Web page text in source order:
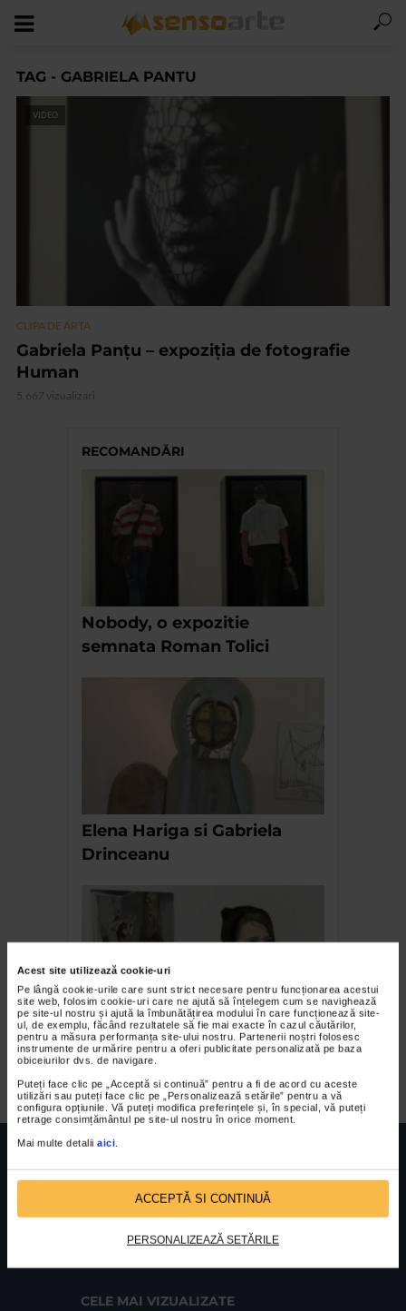
Acest site utilizează cookie-uri
Pe lângă cookie-urile care sunt strict necesare pentru funcționarea acestui
site web, folosim cookie-uri care ne ajută să înțelegem cum se navighează
pe site-ul nostru și ajută la îmbunătățirea modului în care funcționează site-
ul, de exemplu, făcând rezultatele să fie mai exacte în cazul căutărilor,
pentru a măsura performanța site-ului nostru. Partenerii noștri folosesc
instrumente de urmărire pentru a oferi publicitate personalizată pe baza
obiceiurilor dvs. de navigare.
Puteți face clic pe „Acceptă si continuă” pentru a fi de acord cu aceste
utilizări sau puteți face clic pe „Personalizează setările” pentru a vă
configura opțiunile. Vă puteți modifica preferințele și, în special, vă puteți
retrage consimțământul pe site-ul nostru în orice moment.
Mai multe detalii aici
ACCEPTĂ SI CONTINUĂ
PERSONALIZEAZĂ SETĂRILE
TAG - GABRIELA PANTU
VIDEO
CLIPA DE ARTA
Gabriela Panțu – expoziția de fotografie
Human
5.667 vizualizari
RECOMANDĂRI
Nobody, o expozitie
semnata Roman Tolici
Elena Hariga si Gabriela
Drinceanu
Lectia de taxidermie de
Teodora Axente
FUNDATIA FILDAS ARTNr inreg registrul special: 4 PJ/ 29.01.2013
Sc. 4, Ap. 197, Sector 2
CELE MAI VIZUALIZATE